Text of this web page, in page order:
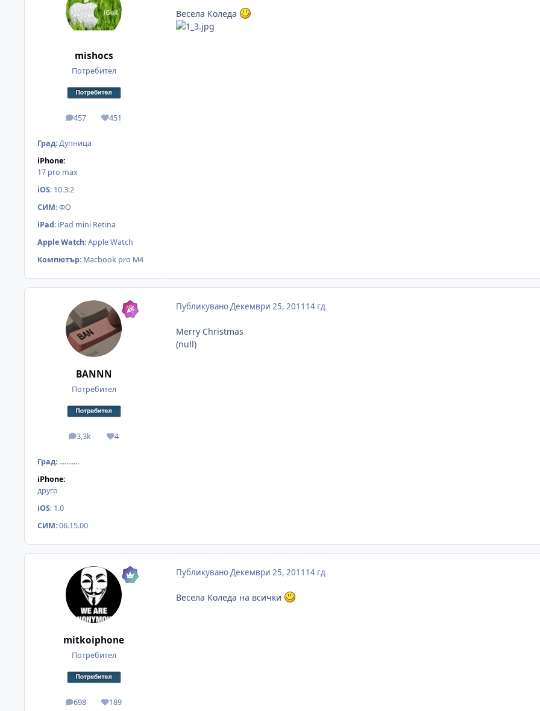
mishocs
Потребител
457
мнения 451
Reputation
Град:Дупница
iPhone:
17 pro max
iOS: 10.3.2
СИМ:ФО
iPad: iPad mini Retina
Apple Watch:Apple Watch
Компютър: Macbook pro M4
Весела Коледа
BANNN
Потребител
3,3k
мнения 4
Reputation
Град: ...........
iPhone:
друго
iOS: 1.0
СИМ:06.15.00
ПубликуваноДекември 25, 2011 14 гд
Merry Christmas
(null)
mitkoiphone
Потребител
698
мнения 189
Reputation
ПубликуваноДекември 25, 2011 14 гд
Весела Коледа на всички